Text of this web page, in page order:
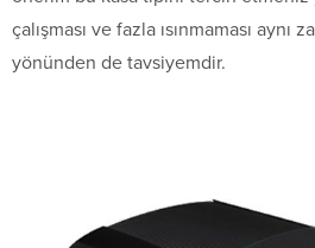
çalışması ve fazla ısınmaması aynı
yönünden de tavsiyemdir.